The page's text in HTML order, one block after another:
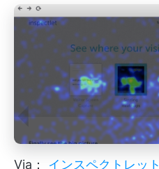
Via： インスペクトレット